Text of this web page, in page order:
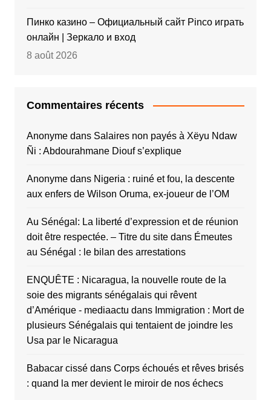
Пинко казино – Официальный сайт Pinco играть
онлайн | Зеркало и вход
8 août 2026
Commentaires récents
Anonymedans Salaires non payés à Xëyu Ndaw
Ñi : Abdourahmane Diouf s’explique
Anonymedans Nigeria : ruiné et fou, la descente
aux enfers de Wilson Oruma, ex-joueur de l’OM
Au Sénégal: La liberté d’expression et de réunion
doit être respectée. – Titre du sitedans Émeutes
au Sénégal : le bilan des arrestations
ENQUÊTE : Nicaragua, la nouvelle route de la
soie des migrants sénégalais qui rêvent
d’Amérique - mediaactu dans Immigration : Mort de
plusieurs Sénégalais qui tentaient de joindre les
Usa par le Nicaragua
Babacar cissédans Corps échoués et rêves brisés
: quand la mer devient le miroir de nos échecs